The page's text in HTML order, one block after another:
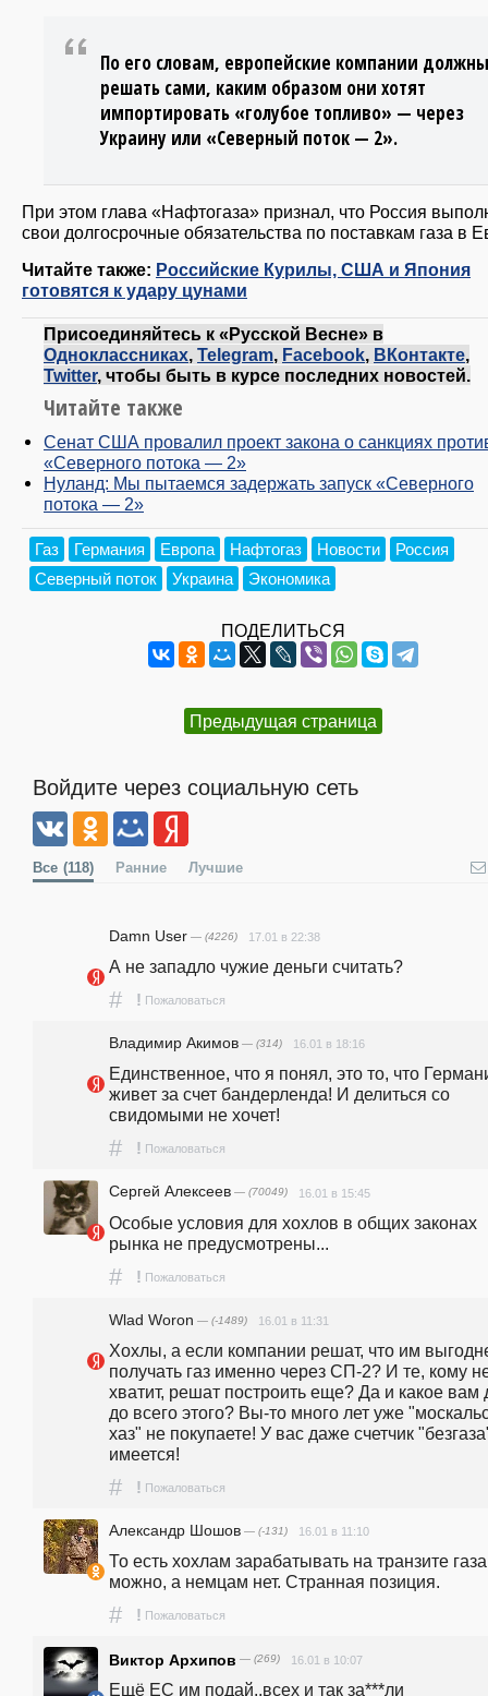
По его словам, европейские компании должны
решать сами, каким образом они хотят
импортировать «голубое топливо» — через
Украину или «Северный поток — 2».
При этом глава «Нафтогаза» признал, что Россия
свои долгосрочные обязательства по поставкам газа в
Читайте также: Российские Курилы, США и Япония
готовятся к удару цунами
Присоединяйтесь к «Русской Весне» в
Одноклассниках, Telegram, Facebook, ВКонтакте,
Twitter, чтобы быть в курсе последних новостей.
Читайте также
Сенат США провалил проект закона о санкциях
«Северного потока — 2»
Нуланд: Мы пытаемся задержать запуск «Северного
потока — 2»
Газ Германия Европа Нафтогаз Новости
Россия
Северный поток
Украина Экономика
ПОДЕЛИТЬСЯ
Предыдущая страница
Войдите через социальную сеть
Все (118) Ранние Лучшие
Damn User — (4226) 17.01 в 22:38
А не западло чужие деньги считать?
# ! Пожаловаться
Владимир Акимов — (314) 16.01 в 18:16
Единственное, что я понял, это то, что
живет за счет бандерленда! И делиться со
свидомыми не хочет!
# ! Пожаловаться
Сергей Алексеев — (70049) 16.01 в 15:45
Особые условия для хохлов в общих законах
рынка не предусмотрены...
# ! Пожаловаться
Wlad Woron — (-1489) 16.01 в 11:31
Хохлы, а если компании решат, что им
получать газ именно через СП-2? И те, кому
хватит, решат построить еще? Да и какое вам
до всего этого? Вы-то много лет уже
хаз" не покупаете! У вас даже счетчик
имеется!
# ! Пожаловаться
Александр Шошов — (-131) 16.01 в 11:10
То есть хохлам зарабатывать на транзите газа
можно, а немцам нет. Странная позиция.
# ! Пожаловаться
Виктор Архипов — (269) 16.01 в 10:07
Ещё ЕС им подай..всех и так за***ли